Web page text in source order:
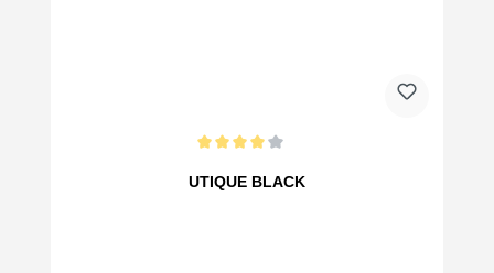
UTIQUE BLACK